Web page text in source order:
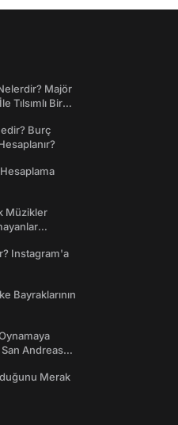
Majör
Tılsımlı Bir
Burç
Müzikler
Instagram'a
Bayraklarının
Andreas
Merak